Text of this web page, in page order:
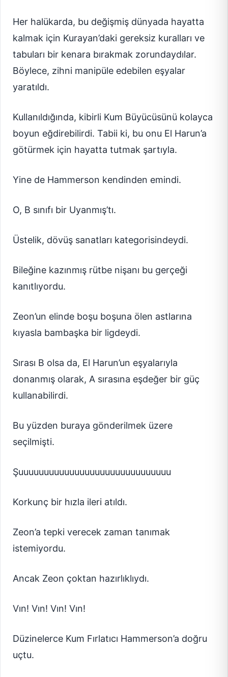
Her halükarda, bu değişmiş dünyada hayatta
kalmak için Kurayan’daki gereksiz kuralları ve
tabuları bir kenara bırakmak zorundaydılar.
Böylece, zihni manipüle edebilen eşyalar
yaratıldı.
Kullanıldığında, kibirli Kum Büyücüsünü kolayca
boyun eğdirebilirdi. Tabii ki, bu onu El Harun’a
götürmek için hayatta tutmak şartıyla.
Yine de Hammerson kendinden emindi.
O, B sınıfı bir Uyanmış’tı.
Üstelik, dövüş sanatları kategorisindeydi.
Bileğine kazınmış rütbe nişanı bu gerçeği
kanıtlıyordu.
Zeon’un elinde boşu boşuna ölen astlarına
kıyasla bambaşka bir ligdeydi.
Sırası B olsa da, El Harun’un eşyalarıyla
donanmış olarak, A sırasına eşdeğer bir güç
kullanabilirdi.
Bu yüzden buraya gönderilmek üzere
seçilmişti.
Şuuuuuuuuuuuuuuuuuuuuuuuuuuuuuu
Korkunç bir hızla ileri atıldı.
Zeon’a tepki verecek zaman tanımak
istemiyordu.
Ancak Zeon çoktan hazırlıklıydı.
Vın! Vın! Vın! Vın!
Düzinelerce Kum Fırlatıcı Hammerson’a doğru
uçtu.